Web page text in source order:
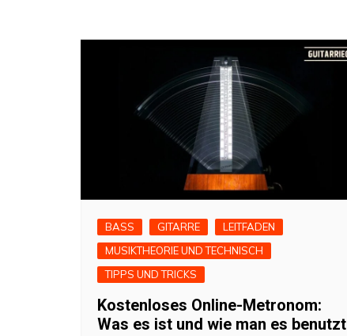
BASS GITARRE
LEITFADEN
MUSIKTHEORIE UND TECHNISCH
TIPPS UND TRICKS
Kostenloses Online-Metronom:
Was es ist und wie man es benutzt